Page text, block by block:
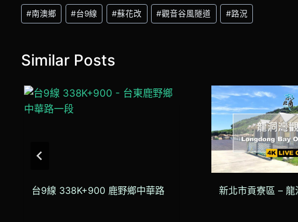
Post
Tags:
#南澳鄉 #台9線 #蘇花改 #觀音谷風隧道 #路況
Similar Posts
台9線 338K+900 鹿野鄉中華路 新北市貢寮區 – 龍